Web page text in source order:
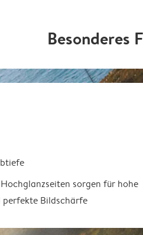
Besonderes
sorgen für hohe
Bildschärfe